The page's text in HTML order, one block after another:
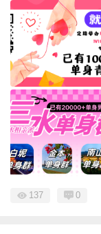
137 0